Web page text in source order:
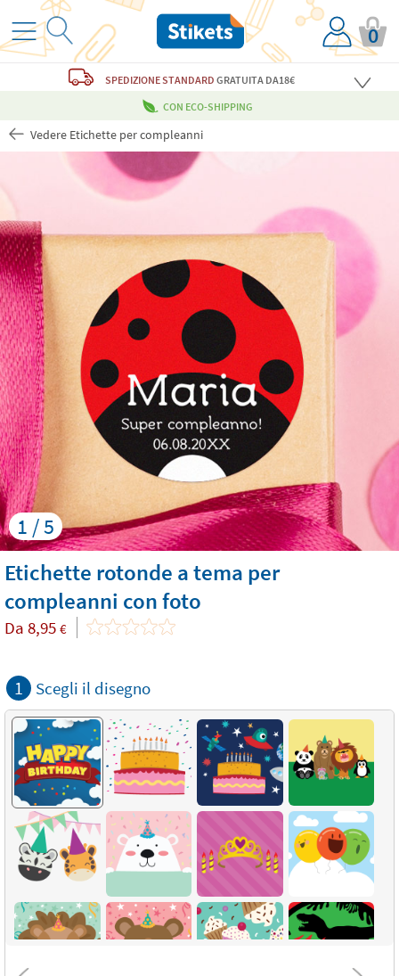
0
SPEDIZIONE STANDARD GRATUITADA18€
CON ECO-SHIPPING
Vedere Etichette per compleanni
1 / 5
Etichette rotonde a tema per
compleanni con foto
Da 8,95 €
1 Scegli il disegno